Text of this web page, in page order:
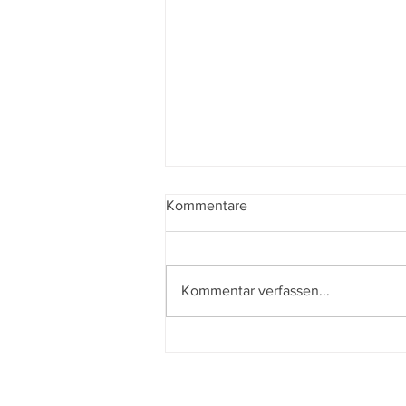
Kommentare
Kommentar verfassen...